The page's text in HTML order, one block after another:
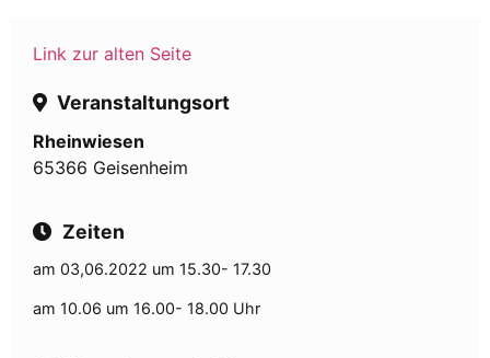
Link zur alten Seite
Veranstaltungsort
Rheinwiesen
65366 Geisenheim
Zeiten
am 03,06.2022 um 15.30- 17.30
am 10.06 um 16.00- 18.00 Uhr